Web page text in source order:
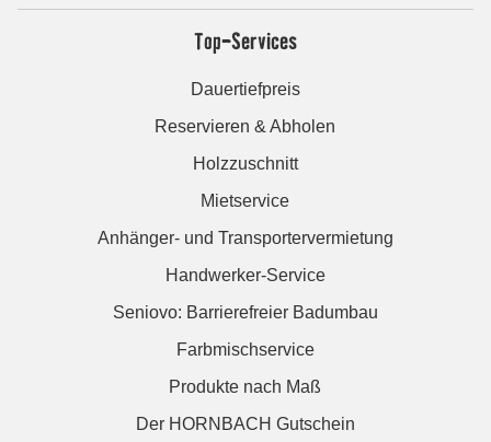
Top-Services
Dauertiefpreis
Reservieren & Abholen
Holzzuschnitt
Mietservice
Anhänger- und Transportervermietung
Handwerker-Service
Seniovo: Barrierefreier Badumbau
Farbmischservice
Produkte nach Maß
Der HORNBACH Gutschein